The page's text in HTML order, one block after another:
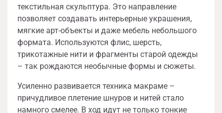
текстильная скульптура. Это направление
позволяет создавать интерьерные украшения,
мягкие арт-объекты и даже мебель небольшого
формата. Используются флис, шерсть,
трикотажные нити и фрагменты старой одежды
– так рождаются необычные формы и сюжеты.
Усиленно развивается техника макраме –
причудливое плетение шнуров и нитей стало
намного смелее. В ход идут не только тонкие